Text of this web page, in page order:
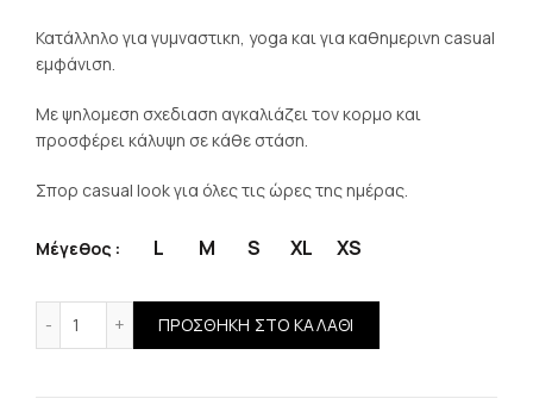
Κατάλληλο για γυμναστικη, yoga και για καθημερινη casual
εμφάνιση.
Με ψηλομεση σχεδιαση αγκαλιάζει τον κορμο και
προσφέρει κάλυψη σε κάθε στάση.
Σπορ casual look για όλες τις ώρες της ημέρας.
Μέγεθος L M S XL XS
ΠΡΟΣΘΉΚΗ ΣΤΟ ΚΑΛΆΘΙ